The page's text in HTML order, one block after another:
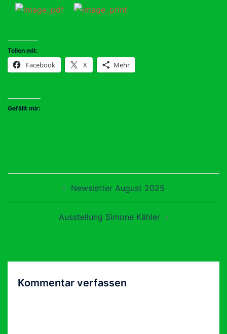
Teilen mit:
Facebook X Mehr
Gefällt mir:
Newsletter August 2025
Ausstellung Simone Kähler
Kommentar verfassen